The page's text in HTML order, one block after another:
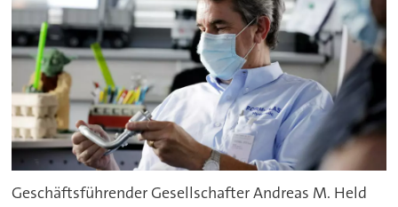
Geschäftsführender Gesellschafter Andreas M. Held